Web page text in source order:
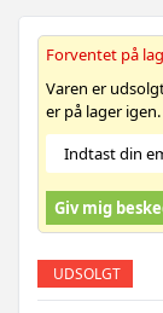
Forventet på
Varen er
er på lager igen.
Giv mig
UDSOLGT